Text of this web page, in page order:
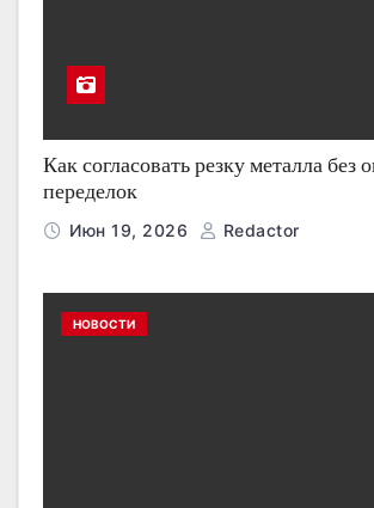
Как согласовать резку металла без
переделок
Июн 19, 2026 Redactor
НОВОСТИ